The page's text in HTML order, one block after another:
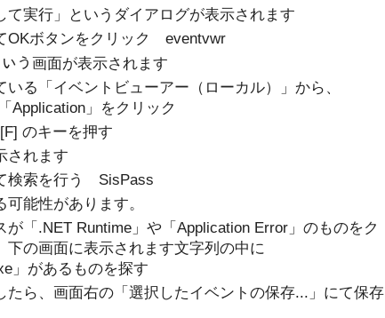
て実行」というダイアログが表示されます
OKボタンをクリック eventvwr
う画面が表示されます
る「イベントビューアー（ローカル）」から、
Application」をクリック
のキーを押す
されます
検索を行う SisPass
能性があります。
が「.NET Runtime」や「Application Error」のものをク
下の画面に表示されます文字列の中に
」があるものを探す
たら、画面右の「選択したイベントの保存...」にて保存